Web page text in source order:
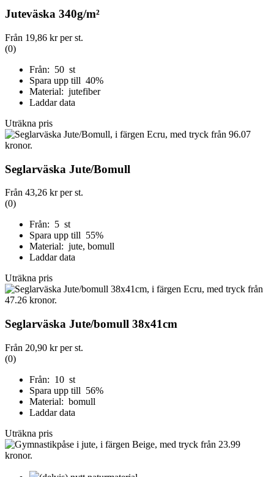
Juteväska 340g/m²
Från 19,86 krper st.
(0)
Från: 50 st
Spara upp till 40%
Material: jutefiber
Laddar data
Uträkna pris
Seglarväska Jute/Bomull
Från 43,26 krper st.
(0)
Från: 5 st
Spara upp till 55%
Material: jute, bomull
Laddar data
Uträkna pris
Seglarväska Jute/bomull 38x41cm
Från 20,90 krper st.
(0)
Från: 10 st
Spara upp till 56%
Material: bomull
Laddar data
Uträkna pris